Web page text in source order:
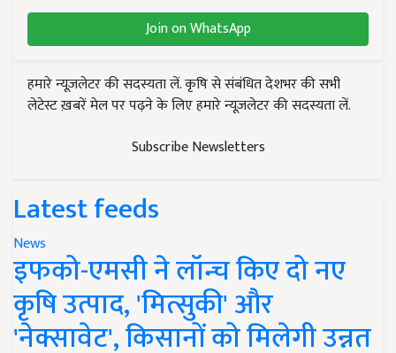
Join on WhatsApp
हमारे न्यूज़लेटर की सदस्यता लें. कृषि से संबंधित देशभर की सभी
लेटेस्ट ख़बरें मेल पर पढ़ने के लिए हमारे न्यूज़लेटर की सदस्यता लें.
Subscribe Newsletters
Latest feeds
News
इफको-एमसी ने लॉन्च किए दो नए
कृषि उत्पाद, 'मित्सुकी' और
'नेक्सावेट', किसानों को मिलेगी उन्नत